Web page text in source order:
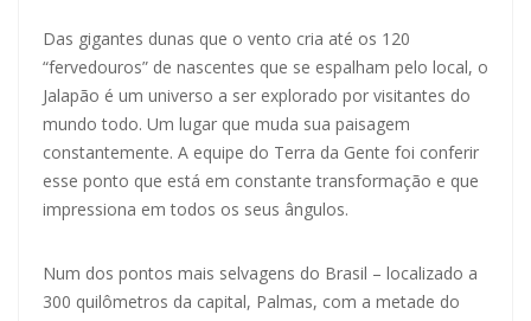
Das gigantes dunas que o vento cria até os 120
“fervedouros” de nascentes que se espalham pelo local, o
Jalapão é um universo a ser explorado por visitantes do
mundo todo. Um lugar que muda sua paisagem
constantemente. A equipe do Terra da Gente foi conferir
esse ponto que está em constante transformação e que
impressiona em todos os seus ângulos.
Num dos pontos mais selvagens do Brasil – localizado a
300 quilômetros da capital, Palmas, com a metade do